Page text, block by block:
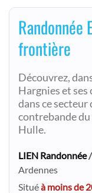
Randonnée
frontière
Découvrez,
Hargnies et ses
dans ce
contrebande du
Hulle.
LIEN Randonnée/
Ardennes
Situéà moins de